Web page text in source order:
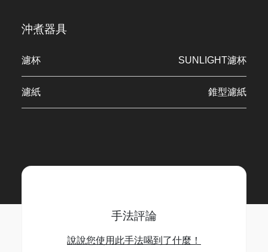
沖煮器具
濾杯 SUNLIGHT濾杯
濾紙 錐型濾紙
手法評論
說說您使用此手法喝到了什麼！